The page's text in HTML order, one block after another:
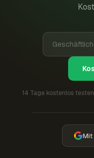
14 Tage kostenlos
Mit